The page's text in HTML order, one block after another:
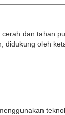
dan tahan
didukung oleh